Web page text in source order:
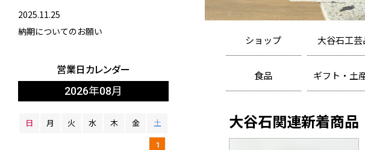
ショップ 大谷石工芸
表札
オブジェ
テーブル・ベ
食品 ギフト・土
大谷石関連新着商品
2025.11.25
納期についてのお願い
営業日カレンダー
2026年08月
日 月 火 水 木 金 土
1